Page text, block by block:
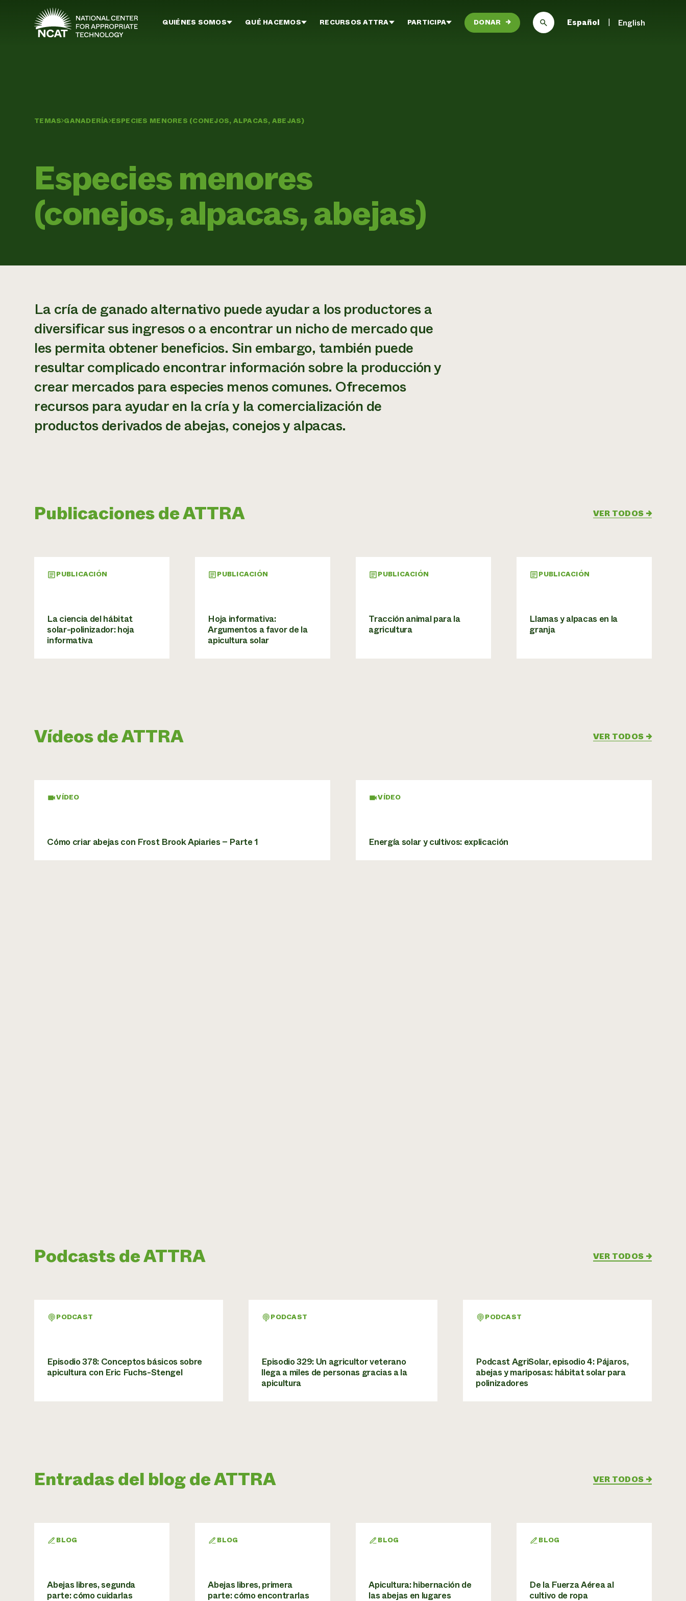
Ir al contenido principal
QUIÉNES SOMOS QUÉ HACEMOS RECURSOS ATTRA PARTICIPA DONAR → Español English
TEMAS GANADERÍA ESPECIES MENORES (CONEJOS, ALPACAS, ABEJAS)
Especies menores
(conejos, alpacas, abejas)
La cría de ganado alternativo puede ayudar a los productores a
diversificar sus ingresos o a encontrar un nicho de mercado que
les permita obtener beneficios. Sin embargo, también puede
resultar complicado encontrar información sobre la producción y
crear mercados para especies menos comunes. Ofrecemos
recursos para ayudar en la cría y la comercialización de
productos derivados de abejas, conejos y alpacas.
Publicaciones de ATTRA VER TODOS →
PUBLICACIÓN
La ciencia del hábitat
solar-polinizador: hoja
informativa
PUBLICACIÓN
Hoja informativa:
Argumentos a favor de la
apicultura solar
PUBLICACIÓN
Tracción animal para la
agricultura
PUBLICACIÓN
Llamas y alpacas en la
granja
Vídeos de ATTRA VER TODOS →
VÍDEO
Cómo criar abejas con Frost Brook Apiaries – Parte 1
VÍDEO
Energía solar y cultivos: explicación
Podcasts de ATTRA VER TODOS →
PODCAST
Episodio 378: Conceptos básicos sobre
apicultura con Eric Fuchs-Stengel
PODCAST
Episodio 329: Un agricultor veterano
llega a miles de personas gracias a la
apicultura
PODCAST
Podcast AgriSolar, episodio 4: Pájaros,
abejas y mariposas: hábitat solar para
polinizadores
Entradas del blog de ATTRA VER TODOS →
BLOG
Abejas libres, segunda
parte: cómo cuidarlas
BLOG
Abejas libres, primera
parte: cómo encontrarlas
BLOG
Apicultura: hibernación de
las abejas en lugares
BLOG
De la Fuerza Aérea al
cultivo de ropa